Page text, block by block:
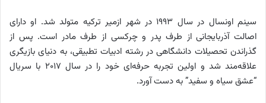
سینم اونسال در سال ۱۹۹۳ در شهر ازمیر ترکیه متولد شد. او دارای
اصالت آذربایجانی از طرف پدر و چرکسی از طرف مادر است. پس از
گذراندن تحصیلات دانشگاهی در رشته ادبیات تطبیقی، به دنیای بازیگری
علاقه‌مند شد و اولین تجربه حرفه‌ای خود را در سال ۲۰۱۷ با سریال
“عشق سیاه و سفید” به دست آورد.